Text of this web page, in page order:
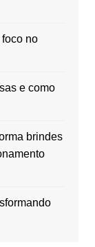
no
e como
brindes